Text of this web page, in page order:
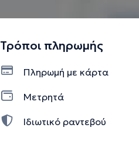
Τρόποι πληρωμής
Πληρωμή με κάρτα
Μετρητά
Ιδιωτικό ραντεβού